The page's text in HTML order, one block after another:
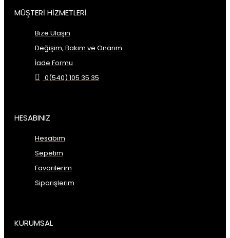
MÜŞTERİ HİZMETLERİ
Bize Ulaşın
Değişim, Bakım ve Onarım
İade Formu
0(540) 105 35 35
HESABINIZ
Hesabım
Sepetim
Favorilerim
Siparişlerim
KURUMSAL